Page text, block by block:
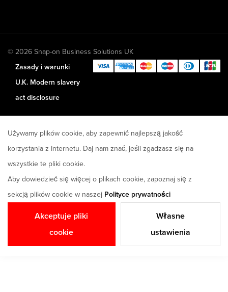
© 2026 Snap-on Business Solutions UK
Zasady i warunki
U.K. Modern slavery
act disclosure
Używamy plików cookie, aby zapewnić najlepszą jakość
korzystania z Internetu. Daj nam znać, jeśli zgadzasz się na
wszystkie te pliki cookie.
Aby dowiedzieć się więcej o plikach cookie, zapoznaj się z
sekcją plików cookie w naszej Polityce prywatności
Akceptuje pliki
cookie
Własne
ustawienia